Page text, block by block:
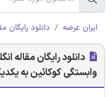
ایران عرضه دانلود رایگان
وابستگی کوکائین به